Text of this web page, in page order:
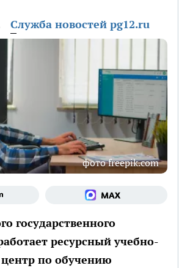
Служба новостей pg12.ru
фото freepik.com
государственного
ресурсный учебно-
по обучению